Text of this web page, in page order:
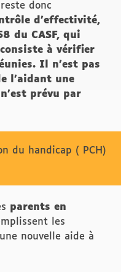
donc
d’effectivité,
du CASF, qui
à vérifier
Il n’est pas
l’aidant une
prévu par
du handicap ( PCH)
parents en
les
nouvelle aide à